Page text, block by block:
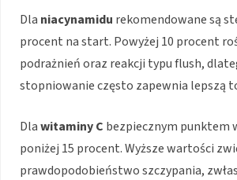
Dla niacynamidu rekomendowane są
procent na start. Powyżej 10 procent
podrażnień oraz reakcji typu flush,
stopniowanie często zapewnia lepszą
Dlawitaminy C bezpiecznym punktem
poniżej 15 procent. Wyższe wartości
prawdopodobieństwo szczypania,